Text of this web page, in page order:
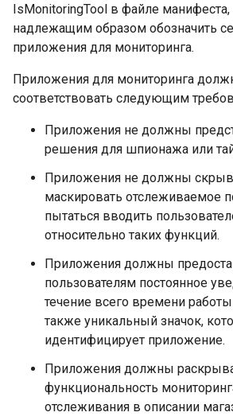
IsMonitoringTool в файле манифеста,
надлежащим образом обозначить
приложения для мониторинга.
Приложения для мониторинга
соответствовать следующим
Приложения не должны
решения для шпионажа или
Приложения не должны
маскировать отслеживаемое
пытаться вводить
относительно таких функций.
Приложения должны
пользователям постоянное
течение всего времени
также уникальный значок,
идентифицирует приложение.
Приложения должны
функциональность
отслеживания в описании